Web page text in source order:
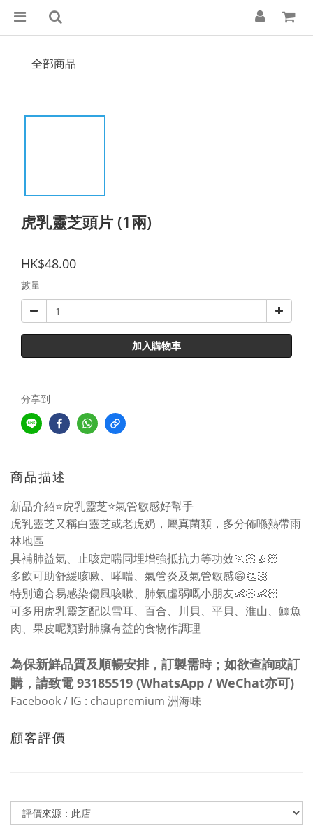
全部商品
虎乳靈芝頭片 (1兩)
HK$48.00
數量
加入購物車
分享到
商品描述
新品介紹⭐虎乳靈芝⭐氣管敏感好幫手
虎乳靈芝又稱白靈芝或老虎奶，屬真菌類，多分佈喺熱帶雨
林地區
具補肺益氣、止咳定喘同埋增強抵抗力等功效🏃🏻👍🏻
多飲可助舒緩咳嗽、哮喘、氣管炎及氣管敏感😁👏🏻
特別適合易感染傷風咳嗽、肺氣虛弱嘅小朋友👶🏻👶🏻
可多用虎乳靈芝配以雪耳、百合、川貝、平貝、淮山、鱷魚
肉、果皮呢類對肺臟有益的食物作調理
為保新鮮品質及順暢安排，訂製需時；如欲查詢或訂
購，請致電93185519 (WhatsApp / WeChat亦可)
Facebook / IG : chaupremium 洲海味
顧客評價